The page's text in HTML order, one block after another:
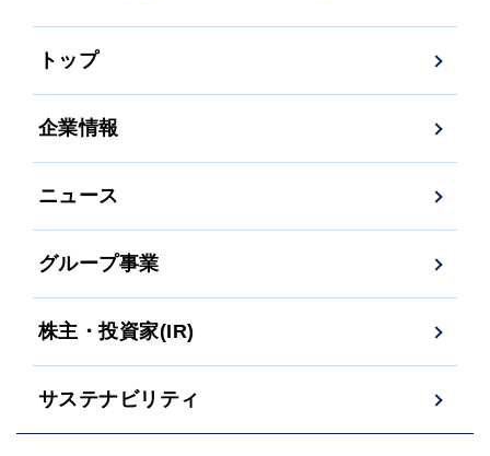
トップ
企業情報
ニュース
グループ事業
株主・投資家(IR)
サステナビリティ